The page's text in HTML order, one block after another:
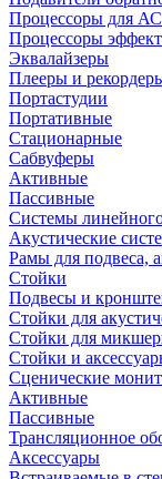
Процессоры для АС
Процессоры
Эквалайзеры
Плееры и
Портастудии
Портативные
Стационарные
Сабвуферы
Активные
Пассивные
Системы
Акустические
Рамы для подвеса,
Стойки
Подвесы и
Стойки для
Стойки для
Стойки и
Сценические
Активные
Пассивные
Трансляционное
Аксессуары